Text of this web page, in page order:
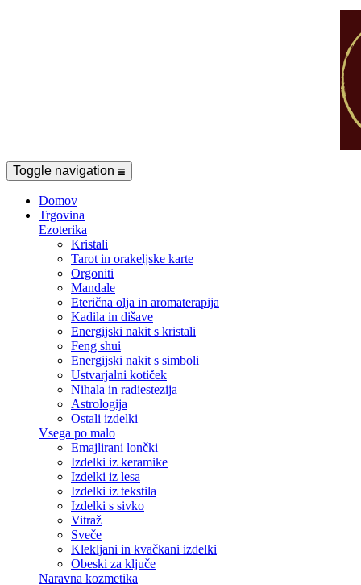
Toggle navigation ☰
Domov
Trgovina
Ezoterika
Kristali
Tarot in orakeljske karte
Orgoniti
Mandale
Eterična olja in aromaterapija
Kadila in dišave
Energijski nakit s kristali
Feng shui
Energijski nakit s simboli
Ustvarjalni kotiček
Nihala in radiestezija
Astrologija
Ostali izdelki
Vsega po malo
Emajlirani lončki
Izdelki iz keramike
Izdelki iz lesa
Izdelki iz tekstila
Izdelki s sivko
Vitraž
Sveče
Klekljani in kvačkani izdelki
Obeski za ključe
Naravna kozmetika